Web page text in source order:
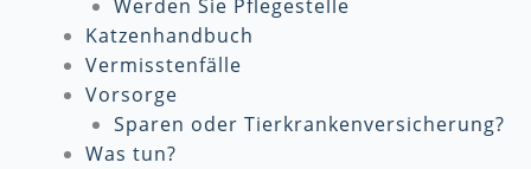
Werden Sie Pflegestelle
Katzenhandbuch
Vermisstenfälle
Vorsorge
Sparen oder Tierkrankenversicherung?
Was tun?